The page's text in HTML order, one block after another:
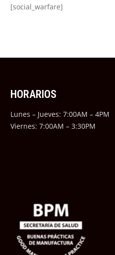
[social_warfare]
HORARIOS
Lunes – Jueves: 7:00AM – 4PM
Viernes: 7:00AM – 3:30PM